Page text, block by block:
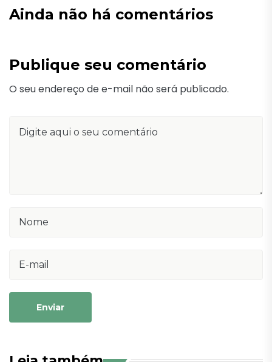
Ainda não há comentários
Publique seu comentário
O seu endereço de e-mail não será publicado.
Enviar